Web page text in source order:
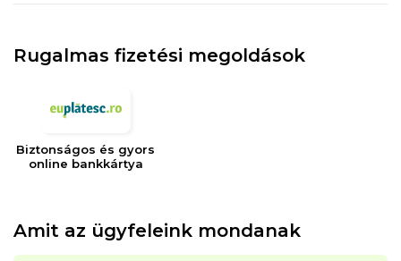
Rugalmas fizetési megoldások
Biztonságos és gyors
online bankkártya
Amit az ügyfeleink mondanak